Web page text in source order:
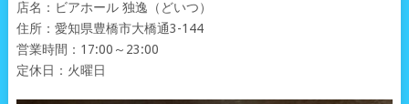
店名：ビアホール 独逸（どいつ）
住所：愛知県豊橋市大橋通3-144
営業時間：17:00～23:00
定休日：火曜日